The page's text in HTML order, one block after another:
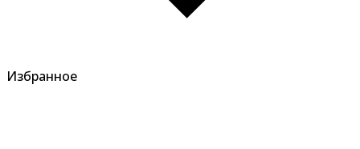
Избранное